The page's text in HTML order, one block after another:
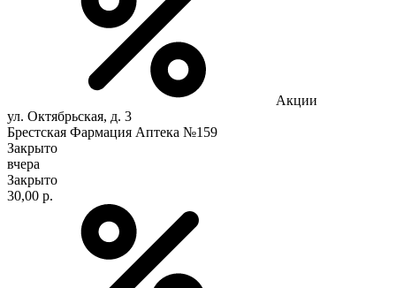
Акции
ул. Октябрьская, д. 3
Брестская Фармация Аптека №159
Закрыто
вчера
Закрыто
30,00 р.